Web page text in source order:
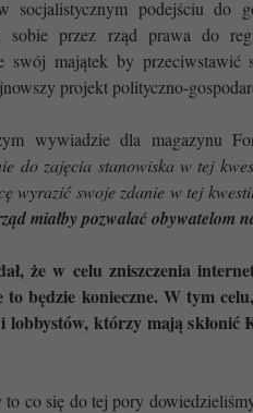
socjalistycznym podejściu do
sobie przez rząd prawa do
swój majątek by przeciwstawić
projekt polityczno-
wywiadzie dla magazynu
do zajęcia stanowiska w tej
wyrazić swoje zdanie w tej
miałby pozwalać
że w celu zniszczenia
to będzie konieczne. W tym
którzy mają skłonić
to co się do tej pory